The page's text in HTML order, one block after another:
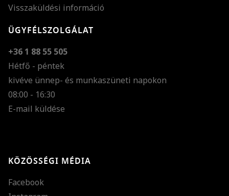
Visszaküldési információ
ÜGYFÉLSZOLGÁLAT
+36 1 88 55 505
Hétfő - péntek
kivéve ünnep- és munkaszüneti napokon
08:00 - 16:30
E-mail küldése
KÖZÖSSÉGI MÉDIA
Facebook